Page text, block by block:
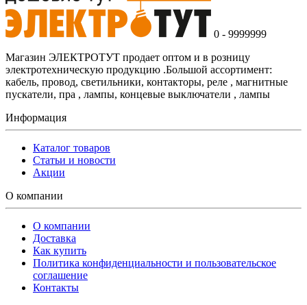
0 - 9999999
Магазин ЭЛЕКТРОТУТ продает оптом и в розницу
электротехническую продукцию .Большой ассортимент:
кабель, провод, светильники, контакторы, реле , магнитные
пускатели, пра , лампы, концевые выключатели , лампы
Информация
Каталог товаров
Статьи и новости
Акции
О компании
О компании
Доставка
Как купить
Политика конфиденциальности и пользовательское
соглашение
Контакты